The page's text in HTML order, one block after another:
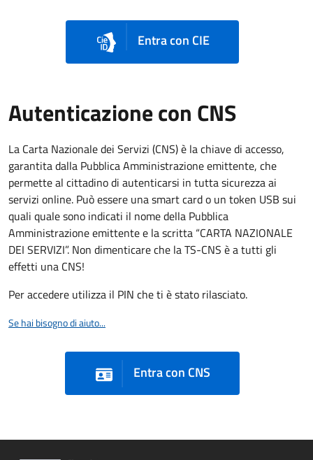
Entra con CIE
Autenticazione con CNS
La Carta Nazionale dei Servizi (CNS) è la chiave di accesso,
garantita dalla Pubblica Amministrazione emittente, che
permette al cittadino di autenticarsi in tutta sicurezza ai
servizi online. Può essere una smart card o un token USB sui
quali quale sono indicati il nome della Pubblica
Amministrazione emittente e la scritta “CARTA NAZIONALE
DEI SERVIZI”. Non dimenticare che la TS-CNS è a tutti gli
effetti una CNS!
Per accedere utilizza il PIN che ti è stato rilasciato.
Se hai bisogno di aiuto...
Entra con CNS